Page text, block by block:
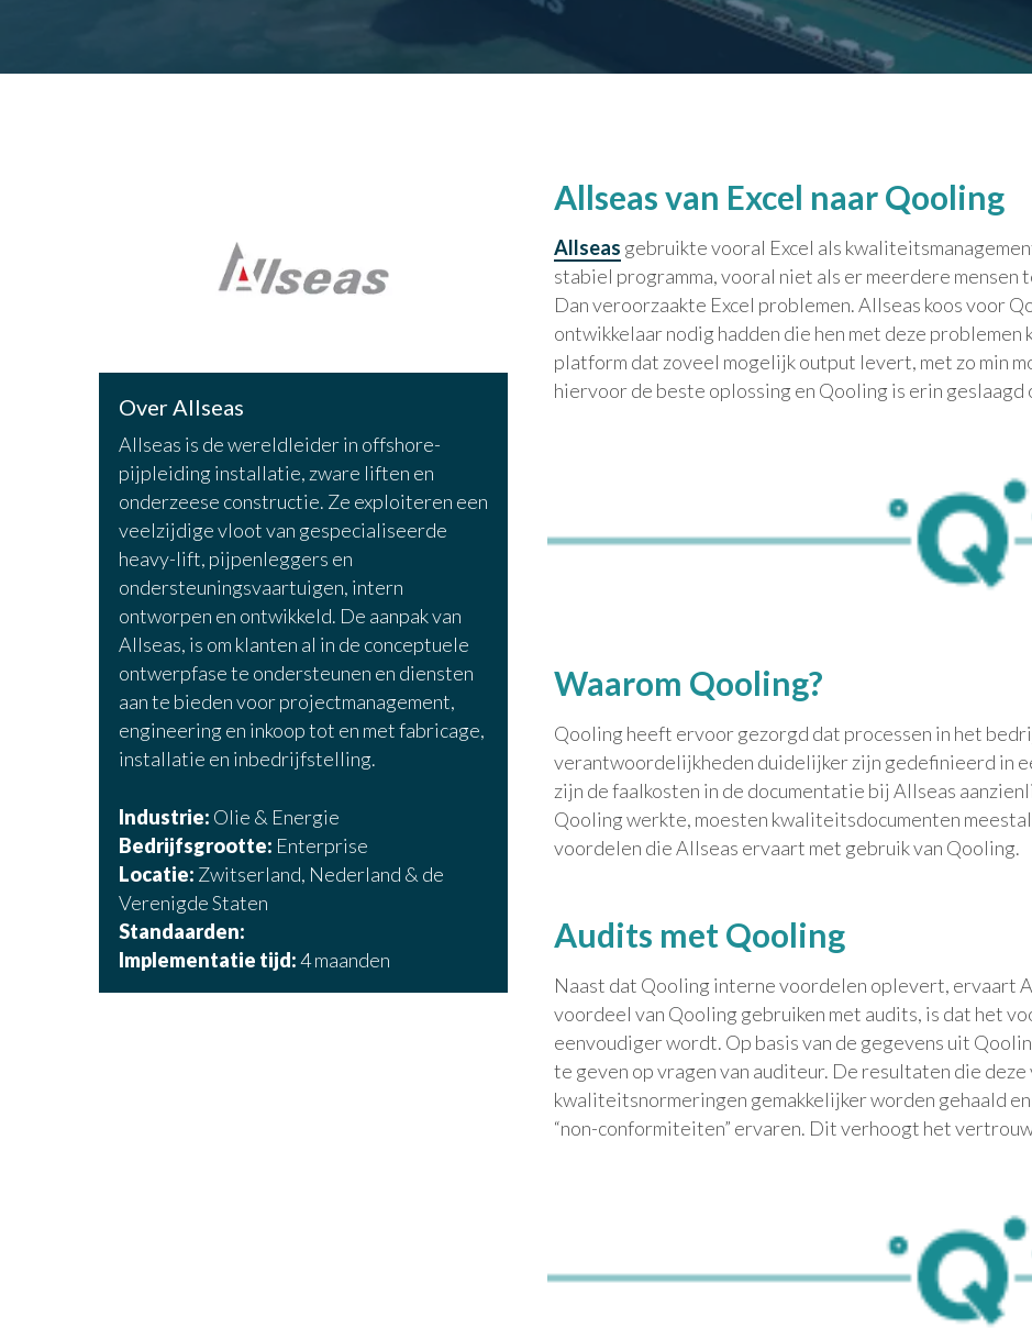
Over Allseas
Allseas is de wereldleider in offshore-
pijpleiding installatie, zware liften en
onderzeese constructie. Ze exploiteren een
veelzijdige vloot van gespecialiseerde
heavy-lift, pijpenleggers en
ondersteuningsvaartuigen, intern
ontworpen en ontwikkeld. De aanpak van
Allseas, is om klanten al in de conceptuele
ontwerpfase te ondersteunen en diensten
aan te bieden voor projectmanagement,
engineering en inkoop tot en met fabricage,
installatie en inbedrijfstelling.
Industrie: Olie & Energie
Bedrijfsgrootte: Enterprise
Locatie: Zwitserland, Nederland & de
Verenigde Staten
Standaarden:
Implementatie tijd:4 maanden
Allseas van Excel naar Qooling
Allseas gebruikte vooral Excel als
stabiel programma, vooral niet als er meerdere
Dan veroorzaakte Excel problemen. Allseas koos voor
ontwikkelaar nodig hadden die hen met deze
platform dat zoveel mogelijk output levert, met zo min
hiervoor de beste oplossing en Qooling is erin geslaagd
Waarom Qooling?
Qooling heeft ervoor gezorgd dat processen in het
verantwoordelijkheden duidelijker zijn gedefinieerd in
zijn de faalkosten in de documentatie bij Allseas
Qooling werkte, moesten kwaliteitsdocumenten
voordelen die Allseas ervaart met gebruik van Qooling.
Audits met Qooling
Naast dat Qooling interne voordelen oplevert, ervaart
voordeel van Qooling gebruiken met audits, is dat het
eenvoudiger wordt. Op basis van de gegevens uit
te geven op vragen van auditeur. De resultaten die
kwaliteitsnormeringen gemakkelijker worden gehaald
“non-conformiteiten” ervaren. Dit verhoogt het